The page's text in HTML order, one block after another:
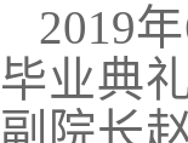
2019年
毕业典
副院长